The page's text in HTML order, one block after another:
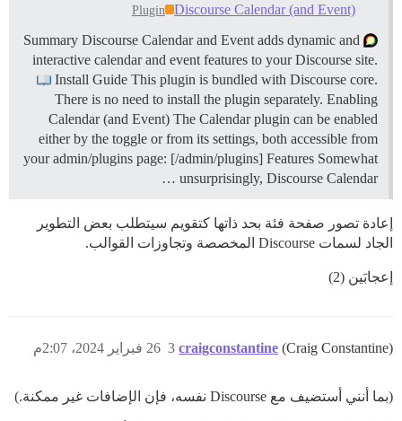
Discourse Calendar (and Event)
Plugin
Summary Discourse Calendar and Event adds dynamic and
interactive calendar and event features to your Discourse site.
Install Guide This plugin is bundled with Discourse core.
There is no need to install the plugin separately. Enabling
Calendar (and Event) The Calendar plugin can be enabled
either by the toggle or from its settings, both accessible from
your admin/plugins page: [/admin/plugins] Features Somewhat
unsurprisingly, Discourse Calendar …
إعادة تصور صفحة فئة بحد ذاتها كتقويم سيتطلب بعض التطوير
الجاد لسمات Discourse المخصصة وتجاوزات القوالب.
إعجابَين (2)
craigconstantine (Craig Constantine) 26 فبراير 2024، 2:07م 3
(بما أنني أستضيف مع Discourse نفسه، فإن الإضافات غير ممكنة.)